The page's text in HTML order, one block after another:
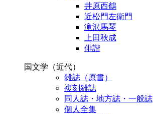
井原西鶴
近松門左衛門
滝沢馬琴
上田秋成
俳諧
国文学（近代）
雑誌（原書）
複刻雑誌
同人誌・地方誌・一般誌
個人全集